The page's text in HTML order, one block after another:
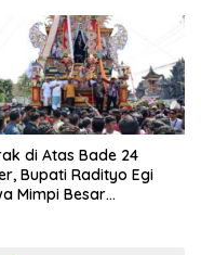
di Atas Bade 24
Bupati Radityo Egi
Mimpi Besar